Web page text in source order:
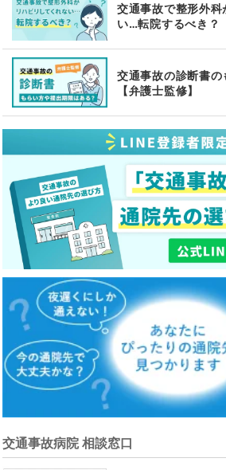
交通事故で整形外
い…転院するべき？
交通事故の診断書
【弁護士監修】
交通事故病院 相談窓口